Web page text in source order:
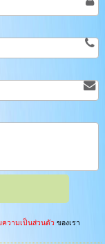
วามเป็นส่วนตัว ของเรา